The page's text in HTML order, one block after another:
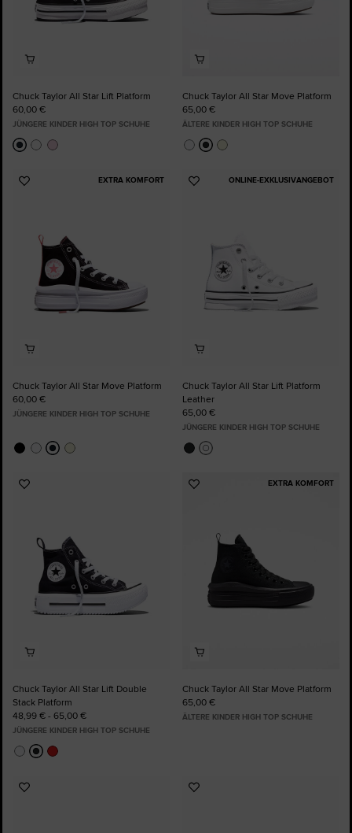
Chuck Taylor All Star Lift Platform
60,00 €
JÜNGERE KINDER HIGH TOP SCHUHE
Chuck Taylor All Star Move Platform
65,00 €
ÄLTERE KINDER HIGH TOP SCHUHE
EXTRA KOMFORT
Zu
Chuck Taylor All Star Move Platform
60,00 €
JÜNGERE KINDER HIGH TOP SCHUHE
ONLINE-EXKLUSIVANGEBOT
Zu
Chuck Taylor All Star Lift Platform
Leather
65,00 €
JÜNGERE KINDER HIGH TOP SCHUHE
Zu
Chuck Taylor All Star Lift Double
Stack Platform
48,99 € - 65,00 €
JÜNGERE KINDER HIGH TOP SCHUHE
EXTRA KOMFORT
Zu
Chuck Taylor All Star Move Platform
65,00 €
ÄLTERE KINDER HIGH TOP SCHUHE
Zu
Zu